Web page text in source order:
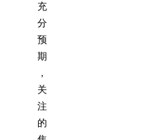
充
分
预
期
，
关
注
的